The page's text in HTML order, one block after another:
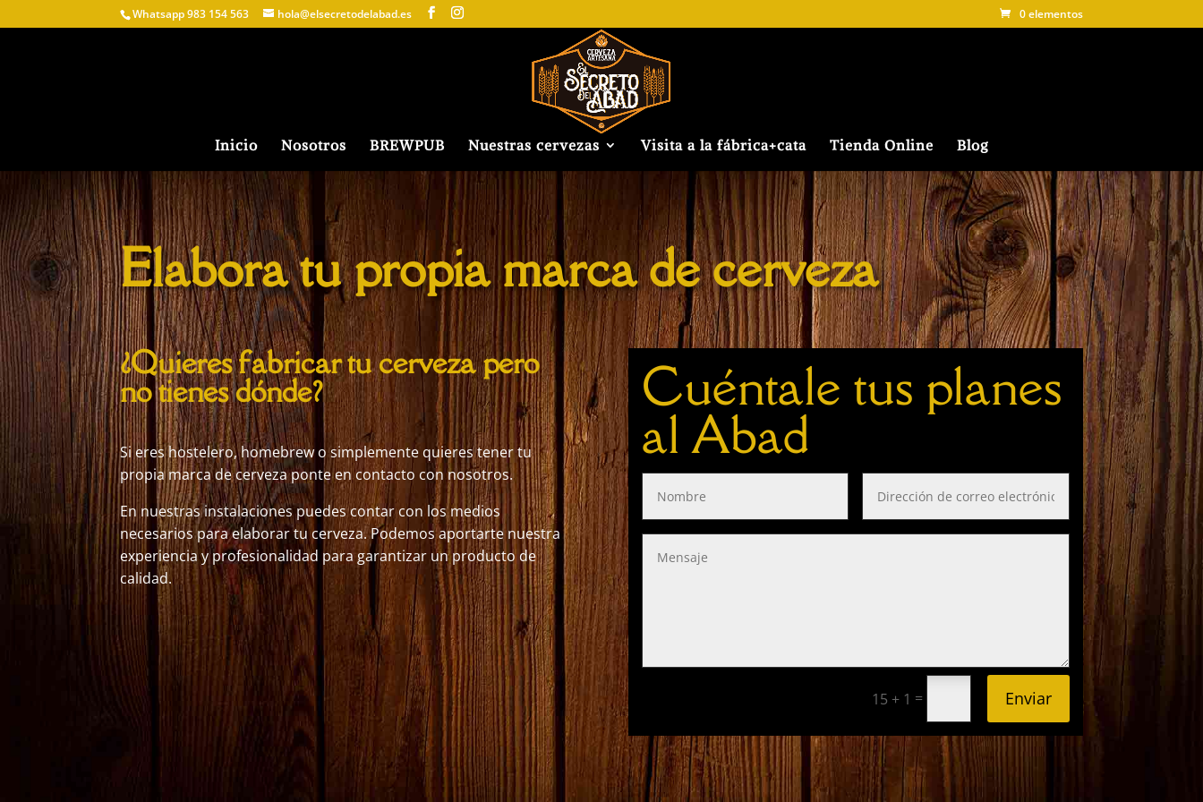
Whatsapp 983 154 563 hola@elsecretodelabad.es 0 elementos
Inicio Nosotros BREWPUB Nuestras cervezas Visita a la fábrica+cata Tienda Online Blog
Elabora tu propia marca de cerveza
¿Quieres fabricar tu cerveza pero
no tienes dónde?
Si eres hostelero, homebrew o simplemente quieres tener tu
propia marca de cerveza ponte en contacto con nosotros.
En nuestras instalaciones puedes contar con los medios
necesarios para elaborar tu cerveza. Podemos aportarte nuestra
experiencia y profesionalidad para garantizar un producto de
calidad.
Cuéntale tus planes
al Abad
15 + 1 = Enviar